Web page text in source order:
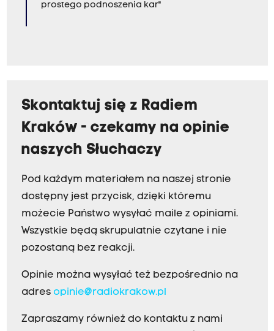
prostego podnoszenia kar"
Skontaktuj się z Radiem
Kraków - czekamy na opinie
naszych Słuchaczy
Pod każdym materiałem na naszej stronie
dostępny jest przycisk, dzięki któremu
możecie Państwo wysyłać maile z opiniami.
Wszystkie będą skrupulatnie czytane i nie
pozostaną bez reakcji.
Opinie można wysyłać też bezpośrednio na
adres opinie@radiokrakow.pl
Zapraszamy również do kontaktu z nami